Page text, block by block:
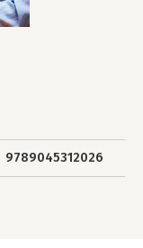
9789045312026